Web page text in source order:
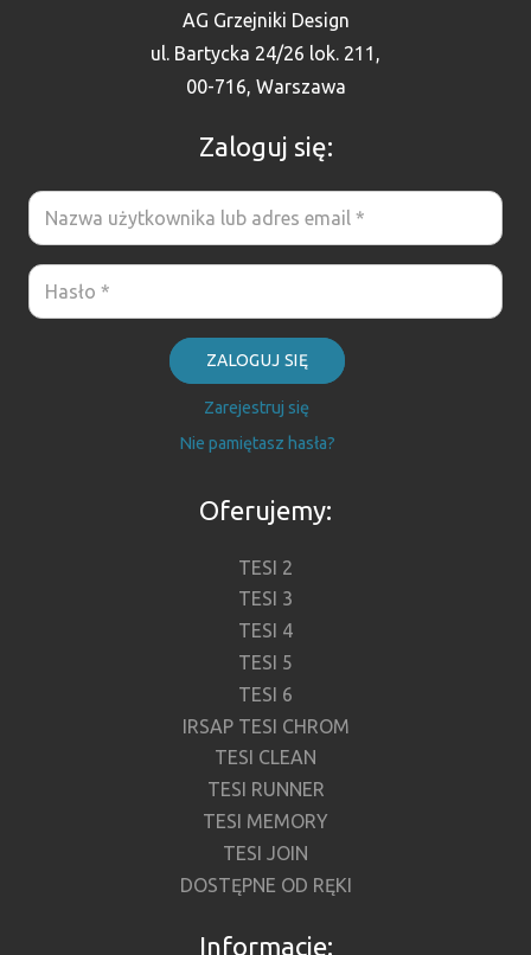
AG Grzejniki Design
ul. Bartycka 24/26 lok. 211,
00-716, Warszawa
Zaloguj się:
ZALOGUJ SIĘ
Zarejestruj się
Nie pamiętasz hasła?
Oferujemy:
TESI 2
TESI 3
TESI 4
TESI 5
TESI 6
IRSAP TESI CHROM
TESI CLEAN
TESI RUNNER
TESI MEMORY
TESI JOIN
DOSTĘPNE OD RĘKI
Informacje: